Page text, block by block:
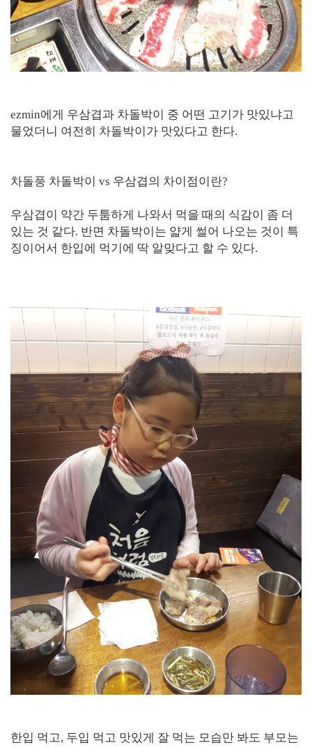
ezmin에게 우삼겹과 차돌박이 중 어떤 고기가 맛있냐고
물었더니 여전히 차돌박이가 맛있다고 한다.
차돌풍 차돌박이 vs 우삼겹의 차이점이란?
우삼겹이 약간 두툼하게 나와서 먹을 때의 식감이 좀 더
있는 것 같다. 반면 차돌박이는 얇게 썰어 나오는 것이 특
징이어서 한입에 먹기에 딱 알맞다고 할 수 있다.
한입 먹고, 두입 먹고 맛있게 잘 먹는 모습만 봐도 부모는